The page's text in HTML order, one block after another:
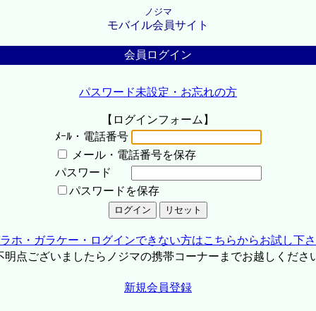
ノジマ
モバイル会員サイト
会員ログイン
パスワード未設定・お忘れの方
【ログインフォーム】
ﾒｰﾙ・電話番号
メール・電話番号を保存
パスワード
パスワードを保存
ホ・ガラケー・ログインできない方はこちらからお試し下
点ございましたらノジマの携帯コーナーまでお越しくださ
新規会員登録